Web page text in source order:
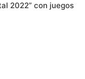
2022” con juegos